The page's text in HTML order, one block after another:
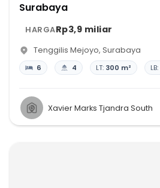
Surabaya
HARGARp3,9 miliar
Tenggilis Mejoyo, Surabaya
6 4 LT: 300 m² LB:
Xavier Marks Tjandra South